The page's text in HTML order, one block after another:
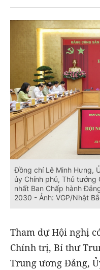
Đồng chí Lê Minh Hưng,
ủy Chính phủ, Thủ tướng
nhất Ban Chấp hành
2030 - Ảnh: VGP/Nhật
Tham dự Hội nghị
Chính trị, Bí thư
Trung ương Đảng,